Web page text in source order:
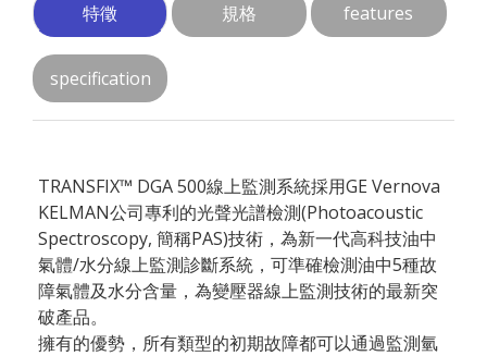
特徵 規格 features
specification
TRANSFIX™ DGA 500線上監測系統採用GE Vernova
KELMAN公司專利的光聲光譜檢測(Photoacoustic
Spectroscopy, 簡稱PAS)技術，為新一代高科技油中
氣體/水分線上監測診斷系統，可準確檢測油中5種故
障氣體及水分含量，為變壓器線上監測技術的最新突
破產品。
擁有的優勢，所有類型的初期故障都可以通過監測氫